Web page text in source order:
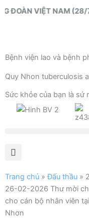
ĐOÀN VIỆT NAM (28/
Bệnh viện lao và bệnh
Quy Nhon tuberculosis
Sức khỏe của bạn là sứ
Trang chủ »Đấu thầu »
26-02-2026 Thư mời
cho cán bộ nhân viên
Nhơn